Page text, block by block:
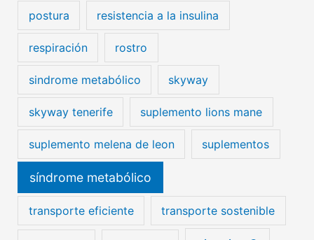
postura resistencia a la insulina
respiración rostro
sindrome metabólico skyway
skyway tenerife suplemento lions mane
suplemento melena de leon suplementos
síndrome metabólico
transporte eficiente transporte sostenible